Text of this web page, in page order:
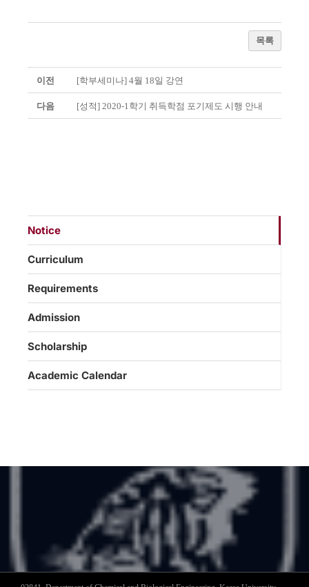
목록
이전 [학부세미나] 4월 18일 강연
다음 [성적] 2020-1학기 취득학점 포기제도 시행 안내
Notice
Curriculum
Requirements
Admission
Scholarship
Academic Calendar